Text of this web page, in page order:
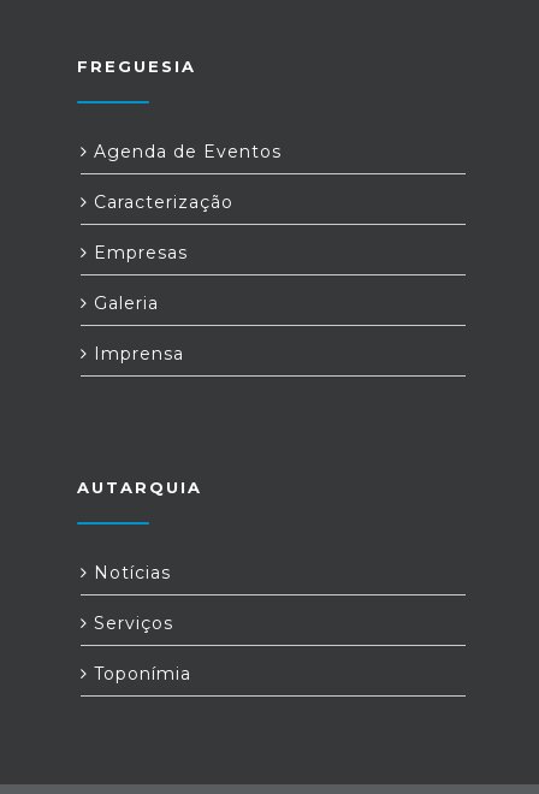
FREGUESIA
Agenda de Eventos
Caracterização
Empresas
Galeria
Imprensa
AUTARQUIA
Notícias
Serviços
Toponímia